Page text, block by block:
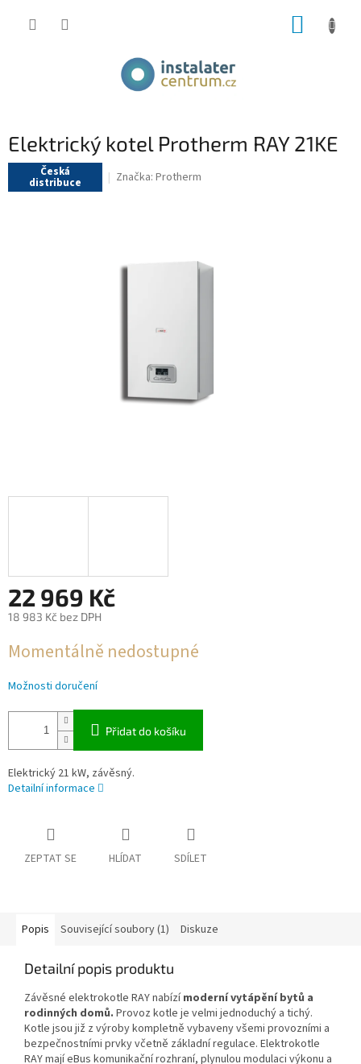
Elektrický kotel Protherm RAY 21KE
Česká
distribuce Značka: Protherm
22 969 Kč
18 983 Kč bez DPH
cena:
Momentálně nedostupné
Možnosti doručení
Přidat do košíku
Elektrický 21 kW, závěsný.
Detailní informace
ZEPTAT SE HLÍDAT SDÍLET
Popis Související soubory (1) Diskuze
Detailní popis produktu
Závěsné elektrokotle RAY nabízímoderní vytápění bytů a
rodinných domů. Provoz kotle je velmi jednoduchý a tichý.
Kotle jsou již z výroby kompletně vybaveny všemi provozními a
bezpečnostními prvky včetně základní regulace. Elektrokotle
RAY mají eBus komunikační rozhraní, plynulou modulaci výkonu a